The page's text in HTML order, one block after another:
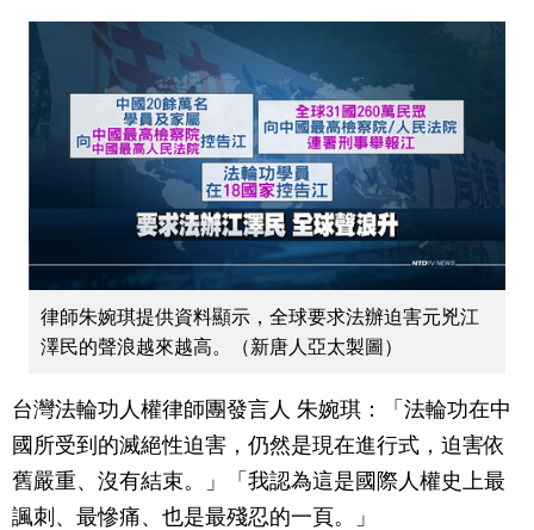
律師朱婉琪提供資料顯示，全球要求法辦迫害元兇江
澤民的聲浪越來越高。（新唐人亞太製圖）
台灣法輪功人權律師團發言人 朱婉琪：「法輪功在中
國所受到的滅絕性迫害，仍然是現在進行式，迫害依
舊嚴重、沒有結束。」「我認為這是國際人權史上最
諷刺、最慘痛、也是最殘忍的一頁。」